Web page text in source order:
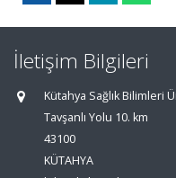
İletişim Bilgileri
Kütahya Sağlık Bilimleri
Tavşanlı Yolu 10. km
43100
KÜTAHYA